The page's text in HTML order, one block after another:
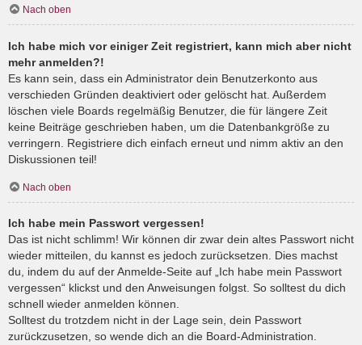
Nach oben
Ich habe mich vor einiger Zeit registriert, kann mich aber nicht
mehr anmelden?!
Es kann sein, dass ein Administrator dein Benutzerkonto aus
verschieden Gründen deaktiviert oder gelöscht hat. Außerdem
löschen viele Boards regelmäßig Benutzer, die für längere Zeit
keine Beiträge geschrieben haben, um die Datenbankgröße zu
verringern. Registriere dich einfach erneut und nimm aktiv an den
Diskussionen teil!
Nach oben
Ich habe mein Passwort vergessen!
Das ist nicht schlimm! Wir können dir zwar dein altes Passwort nicht
wieder mitteilen, du kannst es jedoch zurücksetzen. Dies machst
du, indem du auf der Anmelde-Seite auf „Ich habe mein Passwort
vergessen“ klickst und den Anweisungen folgst. So solltest du dich
schnell wieder anmelden können.
Solltest du trotzdem nicht in der Lage sein, dein Passwort
zurückzusetzen, so wende dich an die Board-Administration.